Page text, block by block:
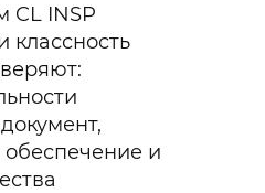
CL INSP
классность
и